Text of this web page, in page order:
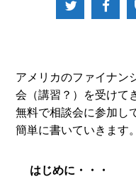
アメリカのファイナン
会（講習？）を受けて
無料で相談会に参加し
簡単に書いていきます。
はじめに・・・